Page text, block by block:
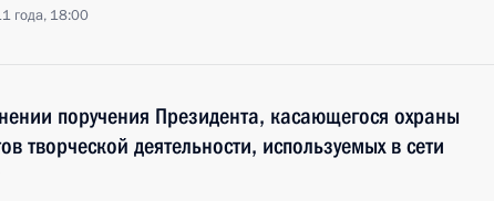
года, 18:00
поручения Президента, касающегося охраны
творческой деятельности, используемых в сети